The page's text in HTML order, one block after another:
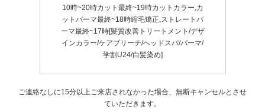
10時~20時カット最終~19時カットカラー,カ
ットパーマ最終~18時縮毛矯正,ストレートパ
ーマ最終~17時[髪質改善トリートメント/デザ
インカラー/ケアブリーチ/ヘッドスパ/パーマ/
学割U24/白髪染め]
ご連絡なしに15分以上ご来店されなかった場合、無断キャンセルとさせ
ていただきます。